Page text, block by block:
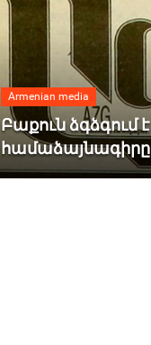
Armenian media
Բաքուն ձգձգում է
համաձայնագիրը